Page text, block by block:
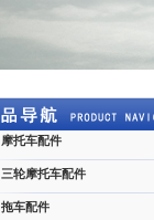
摩托车配件
三轮摩托车配件
拖车配件